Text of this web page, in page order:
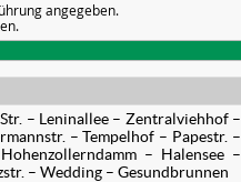
angegeben.
– Leninallee – Zentralviehhof –
– Tempelhof – Papestr. –
– Halensee –
– Wedding – Gesundbrunnen